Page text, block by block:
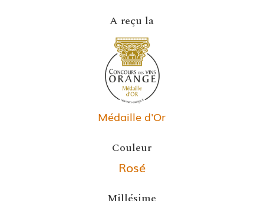
A reçu la
Médaille d'Or
Couleur
Rosé